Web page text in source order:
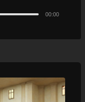
00:00